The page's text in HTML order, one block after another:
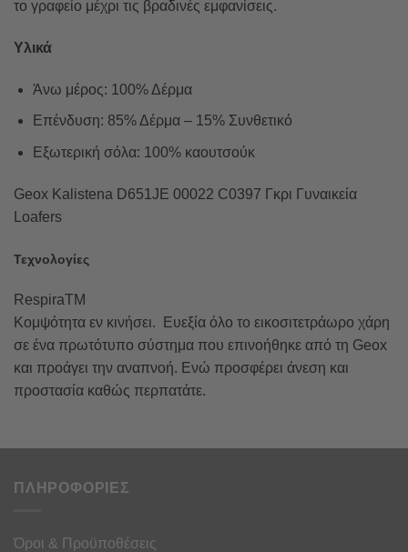
το γραφείο μέχρι τις βραδινές εμφανίσεις.
Υλικά
Άνω μέρος: 100% Δέρμα
Επένδυση: 85% Δέρμα – 15% Συνθετικό
Εξωτερική σόλα: 100% καουτσούκ
Geox Kalistena D651JE 00022 C0397 Γκρι Γυναικεία
Loafers
Τεχνολογίες
RespiraTM
Κομψότητα εν κινήσει. Ευεξία όλο το εικοσιτετράωρο χάρη
σε ένα πρωτότυπο σύστημα που επινοήθηκε από τη Geox
και προάγει την αναπνοή. Ενώ προσφέρει άνεση και
προστασία καθώς περπατάτε.
ΠΛΗΡΟΦΟΡΙΕΣ
Όροι & Προϋποθέσεις